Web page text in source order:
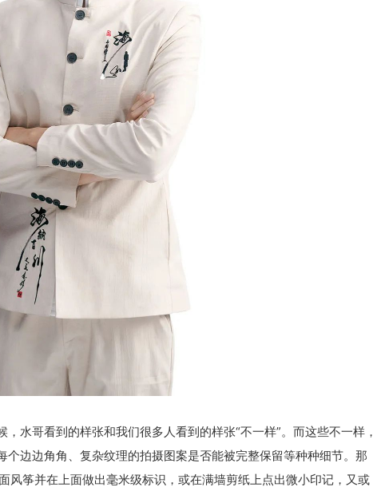
，水哥看到的样张和我们很多人看到的样张“不一样”。而这些不一样，
个边边角角、复杂纹理的拍摄图案是否能被完整保留等种种细节。那
风筝并在上面做出毫米级标识，或在满墙剪纸上点出微小印记，又或